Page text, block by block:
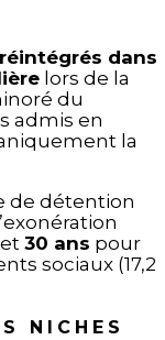
réintégrés dans
lors de la
du
admis en
la
de détention
30 ans pour
sociaux (17,2
NICHES